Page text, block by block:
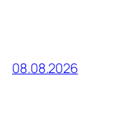
08.08.2026